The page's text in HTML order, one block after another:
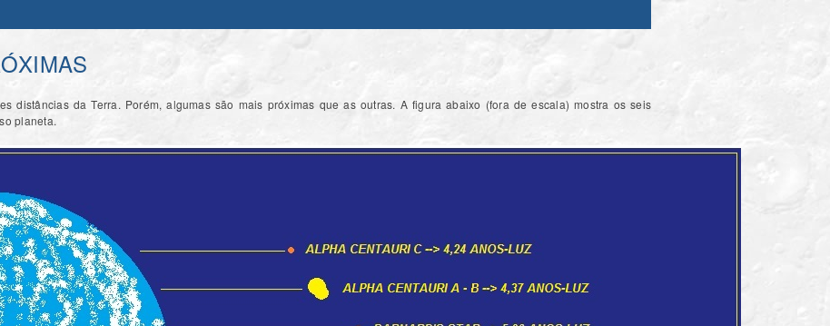
distâncias da Terra. Porém, algumas são mais próximas que as outras. A figura abaixo (fora de escala) mostra os seis
planeta.